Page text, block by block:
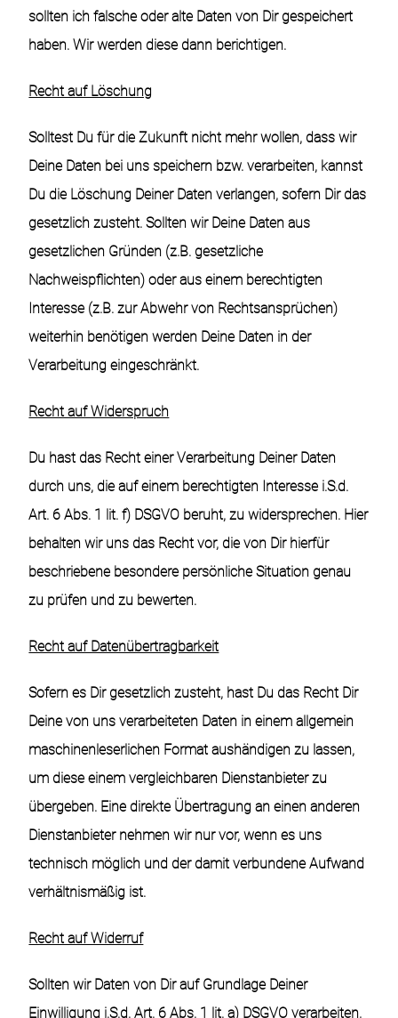
sollten ich falsche oder alte Daten von Dir gespeichert
haben. Wir werden diese dann berichtigen.
Recht auf Löschung
Solltest Du für die Zukunft nicht mehr wollen, dass wir
Deine Daten bei uns speichern bzw. verarbeiten, kannst
Du die Löschung Deiner Daten verlangen, sofern Dir das
gesetzlich zusteht. Sollten wir Deine Daten aus
gesetzlichen Gründen (z.B. gesetzliche
Nachweispflichten) oder aus einem berechtigten
Interesse (z.B. zur Abwehr von Rechtsansprüchen)
weiterhin benötigen werden Deine Daten in der
Verarbeitung eingeschränkt.
Recht auf Widerspruch
Du hast das Recht einer Verarbeitung Deiner Daten
durch uns, die auf einem berechtigten Interesse i.S.d.
Art. 6 Abs. 1 lit. f) DSGVO beruht, zu widersprechen. Hier
behalten wir uns das Recht vor, die von Dir hierfür
beschriebene besondere persönliche Situation genau
zu prüfen und zu bewerten.
Recht auf Datenübertragbarkeit
Sofern es Dir gesetzlich zusteht, hast Du das Recht Dir
Deine von uns verarbeiteten Daten in einem allgemein
maschinenleserlichen Format aushändigen zu lassen,
um diese einem vergleichbaren Dienstanbieter zu
übergeben. Eine direkte Übertragung an einen anderen
Dienstanbieter nehmen wir nur vor, wenn es uns
technisch möglich und der damit verbundene Aufwand
verhältnismäßig ist.
Recht auf Widerruf
Sollten wir Daten von Dir auf Grundlage Deiner
Einwilligung i.S.d. Art. 6 Abs. 1 lit. a) DSGVO verarbeiten,